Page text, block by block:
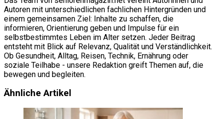
Autoren mit unterschiedlichen fachlichen Hintergründen und
einem gemeinsamen Ziel: Inhalte zu schaffen, die
informieren, Orientierung geben und Impulse für ein
selbstbestimmtes Leben im Alter setzen. Jeder Beitrag
entsteht mit Blick auf Relevanz, Qualität und Verständlichkeit.
Ob Gesundheit, Alltag, Reisen, Technik, Ernährung oder
soziale Teilhabe - unsere Redaktion greift Themen auf, die
bewegen und begleiten.
Ähnliche Artikel